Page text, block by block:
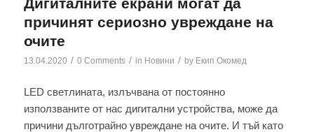
причинят сериозно увреждане на
очите
13.04.2020 / 0 Comments / in Новини / by Екип Окомед
LED светлината, излъчвана от постоянно
използваните от нас дигитални устройства, може да
причини дълготрайно увреждане на очите. И тъй като